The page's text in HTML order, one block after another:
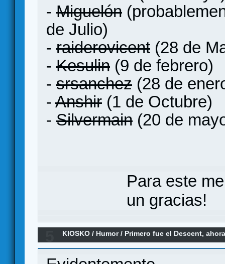
- Miguelón
de Julio)
- raiderovicent (28 de
- Kesulin (9 de febrero)
- srsanchez (28 de
- Anshir (1 de Octubre)
- Silvermain (20 de
Para este
un gracias!
KIOSKO / Humor/ Primero fue el Descent,